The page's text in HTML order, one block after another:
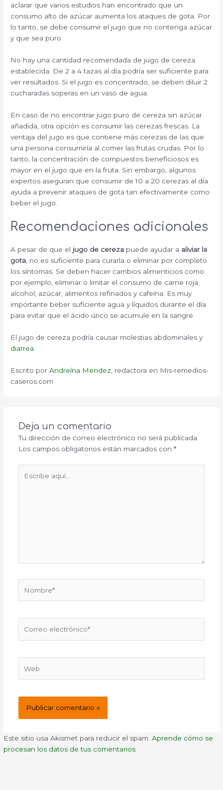
aclarar que varios estudios han encontrado que un
consumo alto de azúcar aumenta los ataques de gota. Por
lo tanto, se debe consumir el jugo que no contenga azúcar
y que sea puro.
No hay una cantidad recomendada de jugo de cereza
establecida. De 2 a 4 tazas al día podría ser suficiente para
ver resultados. Si el jugo es concentrado, se deben diluir 2
cucharadas soperas en un vaso de agua.
En caso de no encontrar jugo puro de cereza sin azúcar
añadida, otra opción es consumir las cerezas frescas. La
ventaja del jugo es que contiene más cerezas de las que
una persona consumiría al comer las frutas crudas. Por lo
tanto, la concentración de compuestos beneficiosos es
mayor en el jugo que en la fruta. Sin embargo, algunos
expertos aseguran que consumir de 10 a 20 cerezas al día
ayuda a prevenir ataques de gota tan efectivamente como
beber el jugo.
Recomendaciones adicionales
A pesar de que el jugo de cereza puede ayudar a aliviar la
gota , no es suficiente para curarla o eliminar por completo
los síntomas. Se deben hacer cambios alimenticios como
por ejemplo, eliminar o limitar el consumo de carne roja,
alcohol, azúcar, alimentos refinados y cafeína. Es muy
importante beber suficiente agua y líquidos durante el día
para evitar que el ácido úrico se acumule en la sangre.
El jugo de cereza podría causar molestias abdominales y
diarrea
Escrito porAndreína Mendez , redactora en Mis-remedios-
caseros.com
Deja un comentario
Tu dirección de correo electrónico no será publicada.
Los campos obligatorios están marcados con *
aquí...
electrónico*
Este sitio usa Akismet para reducir el spam.Aprende cómo se
procesan los datos de tus comentarios.